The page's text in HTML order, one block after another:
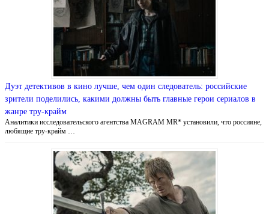
Дуэт детективов в кино лучше, чем один следователь: российские
зрители поделились, какими должны быть главные герои сериалов в
жанре тру-крайм
Аналитики исследовательского агентства МAGRAM MR* установили, что россияне,
любящие тру-крайм …